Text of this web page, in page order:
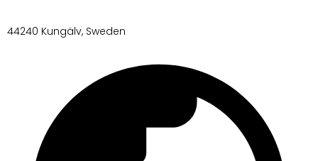
44240 Kungälv, Sweden